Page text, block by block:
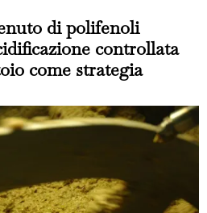
di polifenoli
controllata
come strategia